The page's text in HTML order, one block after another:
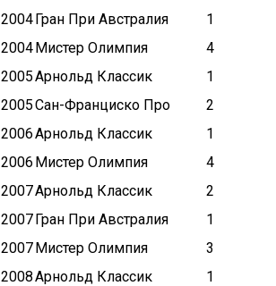
2004Гран При Австралия
1
2004Мистер Олимпия
4
2005Арнольд Классик
1
2005Сан-Франциско Про
2
2006Арнольд Классик
1
2006 Мистер Олимпия
4
2007Арнольд Классик
2
2007Гран При Австралия
1
2007Мистер Олимпия
3
2008Арнольд Классик
1